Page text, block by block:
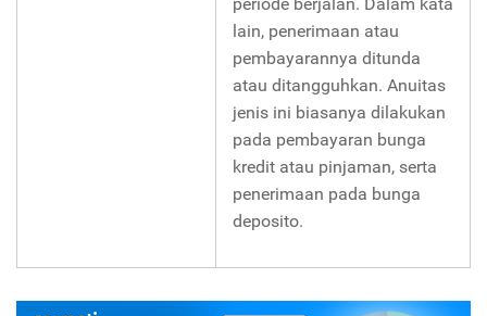
lain, penerimaan atau
pembayarannya ditunda
atau ditangguhkan. Anuitas
jenis ini biasanya dilakukan
pada pembayaran bunga
kredit atau pinjaman, serta
penerimaan pada bunga
deposito.